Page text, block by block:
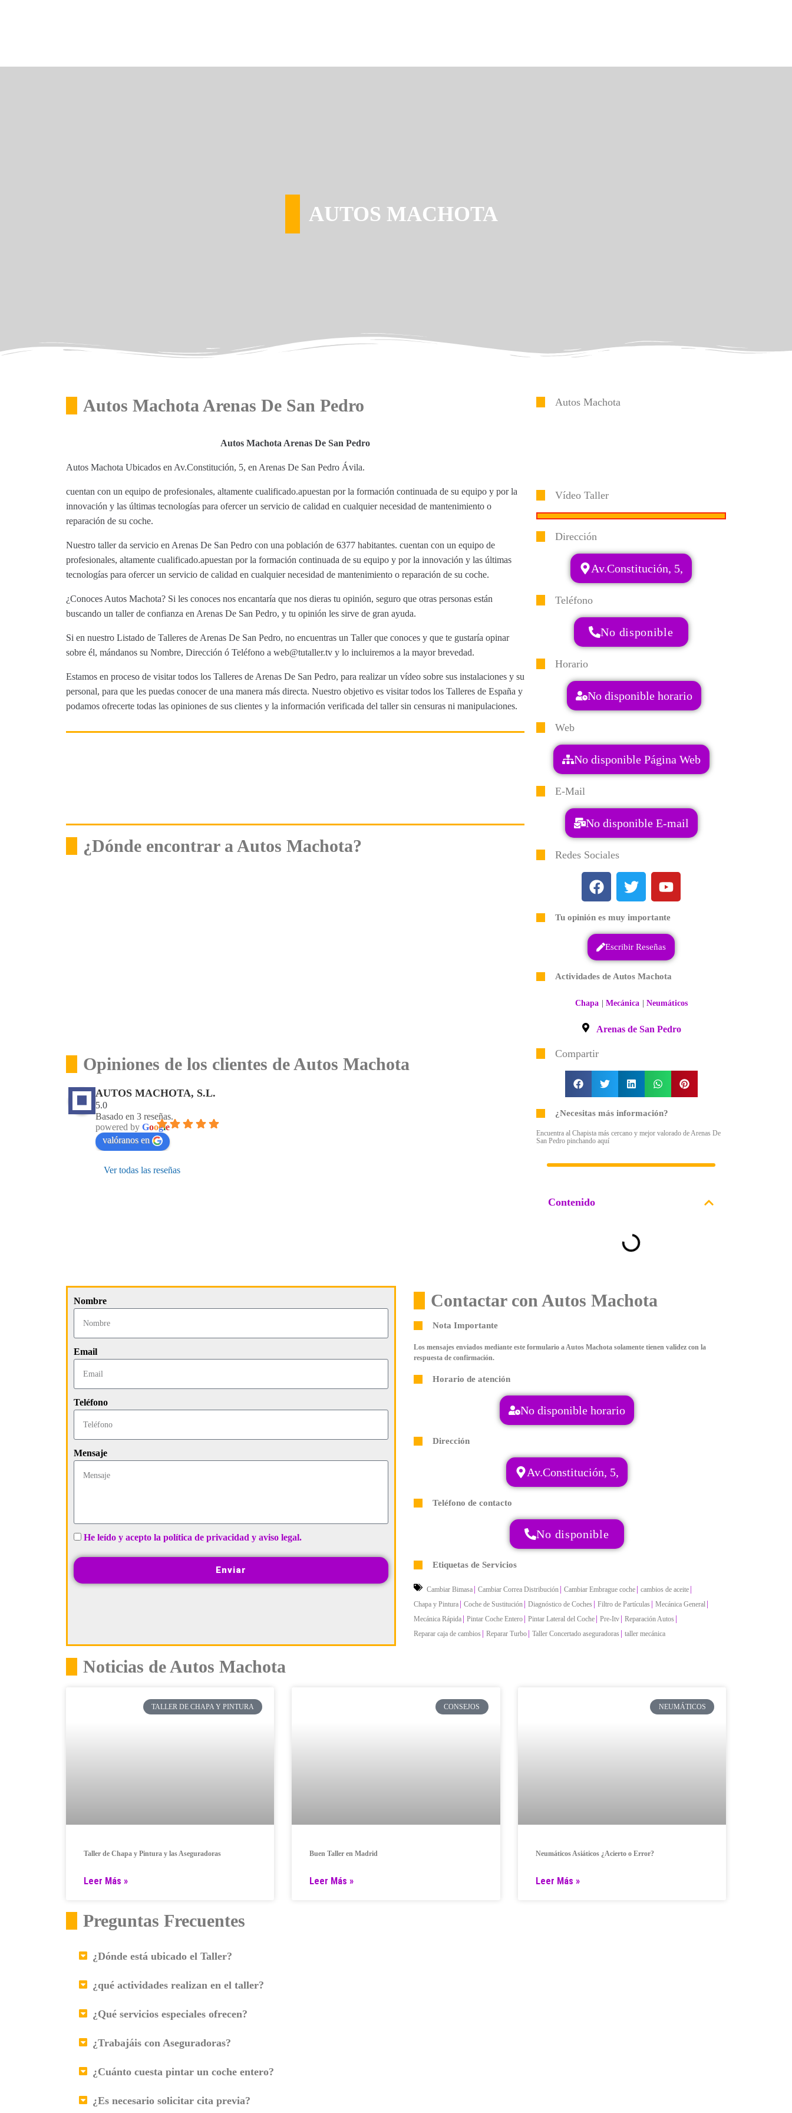
AUTOS MACHOTA
Autos Machota Arenas De San Pedro
Autos Machota Arenas De San Pedro
Autos Machota Ubicados en Av.Constitución, 5, en Arenas De San Pedro Ávila.
cuentan con un equipo de profesionales, altamente cualificado.apuestan por la formación continuada de su equipo y por la
innovación y las últimas tecnologías para ofercer un servicio de calidad en cualquier necesidad de mantenimiento o
reparación de su coche.
Nuestro taller da servicio en Arenas De San Pedro con una población de 6377 habitantes. cuentan con un equipo de
profesionales, altamente cualificado.apuestan por la formación continuada de su equipo y por la innovación y las últimas
tecnologías para ofercer un servicio de calidad en cualquier necesidad de mantenimiento o reparación de su coche.
¿Conoces Autos Machota? Si les conoces nos encantaría que nos dieras tu opinión, seguro que otras personas están
buscando un taller de confianza en Arenas De San Pedro, y tu opinión les sirve de gran ayuda.
Si en nuestro Listado de Talleres de Arenas De San Pedro, no encuentras un Taller que conoces y que te gustaría opinar
sobre él, mándanos su Nombre, Dirección ó Teléfono a web@tutaller.tv y lo incluiremos a la mayor brevedad.
Estamos en proceso de visitar todos los Talleres de Arenas De San Pedro, para realizar un vídeo sobre sus instalaciones y su
personal, para que les puedas conocer de una manera más directa. Nuestro objetivo es visitar todos los Talleres de España y
podamos ofrecerte todas las opiniones de sus clientes y la información verificada del taller sin censuras ni manipulaciones.
¿Dónde encontrar a Autos Machota?
Opiniones de los clientes de Autos Machota
AUTOS MACHOTA, S.L.
5.0
Basado en 3 reseñas.
powered by Google
valóranos en
Ver todas las reseñas
Autos Machota
Vídeo Taller
Dirección
Av.Constitución, 5,
Teléfono
No disponible
Horario
No disponible horario
Web
No disponible Página Web
E-Mail
No disponible E-mail
Redes Sociales
Tu opinión es muy importante
Escribir Reseñas
Actividades de Autos Machota
Chapa | Mecánica | Neumáticos
Arenas de San Pedro
Compartir
¿Necesitas más información?
Encuentra al Chapista más cercano y mejor valorado de Arenas De
San Pedro pinchando aquí
Contenido
Nombre
Email
Teléfono
Mensaje
He leído y acepto la política de privacidad y aviso legal.
Enviar
Contactar con Autos Machota
Nota Importante
Los mensajes enviados mediante este formulario a Autos Machota solamente tienen validez con la
respuesta de confirmación.
Horario de atención
No disponible horario
Dirección
Av.Constitución, 5,
Teléfono de contacto
No disponible
Etiquetas de Servicios
Cambiar Bimasa Cambiar Correa Distribución Cambiar Embrague coche cambios de aceite
Chapa y Pintura Coche de Sustitución Diagnóstico de Coches Filtro de Partículas Mecánica General
Mecánica Rápida Pintar Coche Entero Pintar Lateral del Coche Pre-Itv Reparación Autos
Reparar caja de cambios Reparar Turbo Taller Concertado aseguradoras taller mecánica
Noticias de Autos Machota
TALLER DE CHAPA Y PINTURA
Taller de Chapa y Pintura y las Aseguradoras
Leer Más »
CONSEJOS
Buen Taller en Madrid
Leer Más »
NEUMÁTICOS
Neumáticos Asiáticos ¿Acierto o Error?
Leer Más »
Preguntas Frecuentes
¿Dónde está ubicado el Taller?
¿qué actividades realizan en el taller?
¿Qué servicios especiales ofrecen?
¿Trabajáis con Aseguradoras?
¿Cuánto cuesta pintar un coche entero?
¿Es necesario solicitar cita previa?